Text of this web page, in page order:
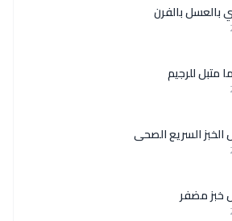
بالفرن
متبل للرجيم
السريع الصحى
خبز مضفر